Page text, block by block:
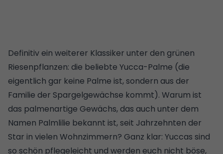
Definitiv ein weiterer Klassiker unter den grünen
Riesenpflanzen: die beliebte Yucca-Palme (die
eigentlich gar keine Palme ist, sondern aus der
Familie der Spargelgewächse kommt). Warum ist
das palmenartige Gewächs, das auch unter dem
Namen Palmlilie bekannt ist, seit Jahrzehnten der
Star in vielen Wohnzimmern? Ganz klar: Yuccas sind
so schön pflegeleicht und werden euch nicht böse,